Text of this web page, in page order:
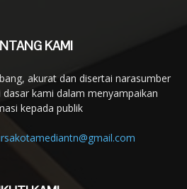
KAMI
akurat dan disertai narasumber
kami dalam menyampaikan
kepada publik